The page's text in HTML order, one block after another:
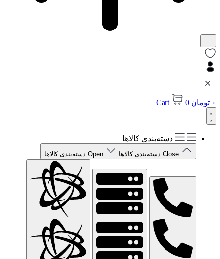
۰ تومان 0
Cart
دسته‌بندی کالاها
Close دسته‌بندی کالاها Open دسته‌بندی کالاها